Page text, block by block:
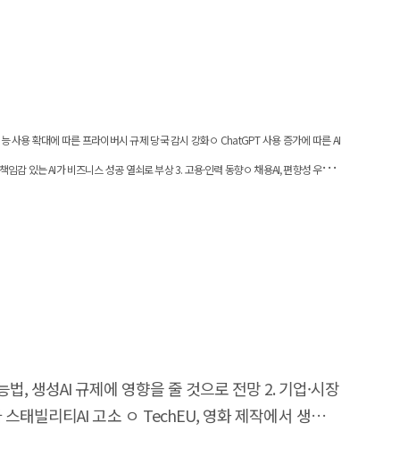
다. 이에 따라 대학–산업–정부 연계를 통 한 융합
융합을 중장기 핵심 사업 영역으로 정착시킬
[대응 방안6] 초기 도입 지원
영역 중심의 초기 시장 창출과 선도적 공공구매 를
이팅 결합형 정책을 통해 초기 도입이 실제 시장
발 오픈소스 AI 활용을 독려할 수 있도록 오픈소스
한 멀티모달 생성형 AI 기술에 주목 전문 인력 양성
황 분석 방법론을 통해, 향후 AI 기업 모집단 구축에
료로 활용될 수 있다. 향후 혁신적인 인공지능 제품/
등) 확보에 주력 현재, 국가별 AI 지수는 미국
과는 세계적인 AI 지수 발표 내용을 분석, 설명하는
자 기업 등 계산 방식은 비공개로 처리되어 상세한
치닫고 있다. 아직까지는 미국과 중국 양국 간 경계를
가 간 투자 현황에 대한 모니터링이 가능하다. 6.
내 인공지능 창업·투자 시장의 현주소를 점검하고
사용 확대에 따른 프라이버시 규제 당국 감시 강화ㅇ ChatGPT 사용 증가에 따른 AI
감 있는 AI가 비즈니스 성공 열쇠로 부상 3. 고용·인력 동향ㅇ 채용AI, 편향성 우려로
연구진, 폐암 위험을 감지할 수 있는 AI 모델 개발ㅇ 스탠포드大, 정치로비스트를
, 생성AI 규제에 영향을 줄 것으로 전망 2. 기업·시장
빌리티AI 고소 ㅇ TechEU, 영화 제작에서 생성 AI
ㅇ 구직 및 경력 관리 도구로서 ChatGPT 활용 방안